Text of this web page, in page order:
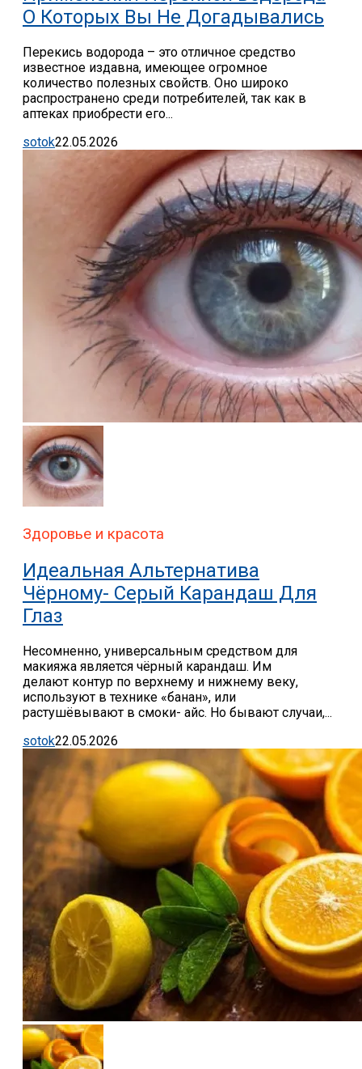
О Которых Вы Не Догадывались
Перекись водорода – это отличное средство
известное издавна, имеющее огромное
количество полезных свойств. Оно широко
распространено среди потребителей, так как в
аптеках приобрести его...
sotok22.05.2026
Здоровье и красота
Идеальная Альтернатива
Чёрному- Серый Карандаш Для
Глаз
Несомненно, универсальным средством для
макияжа является чёрный карандаш. Им
делают контур по верхнему и нижнему веку,
используют в технике «банан», или
растушёвывают в смоки- айс. Но бывают случаи,...
sotok22.05.2026